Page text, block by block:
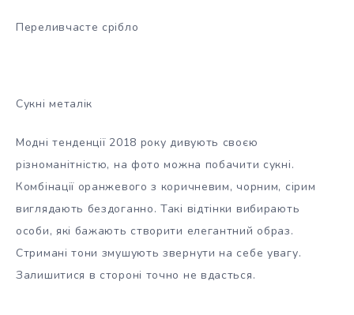
Переливчасте срібло
Сукні металік
Модні тенденції 2018 року дивують своєю
різноманітністю, на фото можна побачити сукні.
Комбінації оранжевого з коричневим, чорним, сірим
виглядають бездоганно. Такі відтінки вибирають
особи, які бажають створити елегантний образ.
Стримані тони змушують звернути на себе увагу.
Залишитися в стороні точно не вдасться.